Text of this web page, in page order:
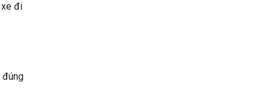
xe đi
đúng